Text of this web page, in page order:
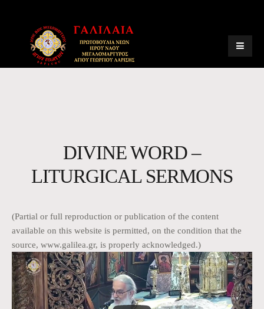
DIVINE WORD –
LITURGICAL SERMONS
(Partial or full reproduction or publication of the content
available on this website is permitted, on the condition that the
source, www.galilea.gr, is properly acknowledged.)